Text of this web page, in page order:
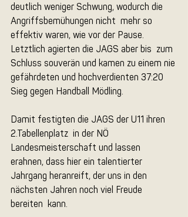
deutlich weniger Schwung, wodurch die
Angriffsbemühungen nicht  mehr so
effektiv waren, wie vor der Pause.
Letztlich agierten die JAGS aber bis  zum
Schluss souverän und kamen zu einem nie
gefährdeten und hochverdienten 37:20
Sieg gegen Handball Mödling.
Damit festigten die JAGS der U11 ihren
2.Tabellenplatz  in der NÖ
Landesmeisterschaft und lassen
erahnen, dass hier ein talentierter
Jahrgang heranreift, der uns in den
nächsten Jahren noch viel Freude
bereiten  kann.